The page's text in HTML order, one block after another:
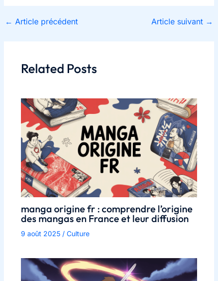
← Article précédent Article suivant →
Related Posts
manga origine fr : comprendre l’origine
des mangas en France et leur diffusion
9 août 2025 / Culture